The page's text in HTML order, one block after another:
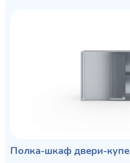
Полка-шкаф двери-купе